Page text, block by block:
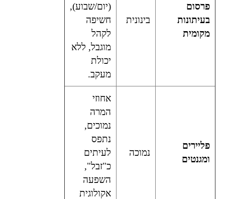
פרסום
בעיתונות
מקומית
בינונית
(יום/שבוע),
חשיפה
לקהל
מוגבל, ללא
יכולת
מעקב.
פליירים
ומגנטים
נמוכה
אחוזי
המרה
נמוכים,
נתפס
לעיתים
כ"זבל",
השפעה
אקולוגית